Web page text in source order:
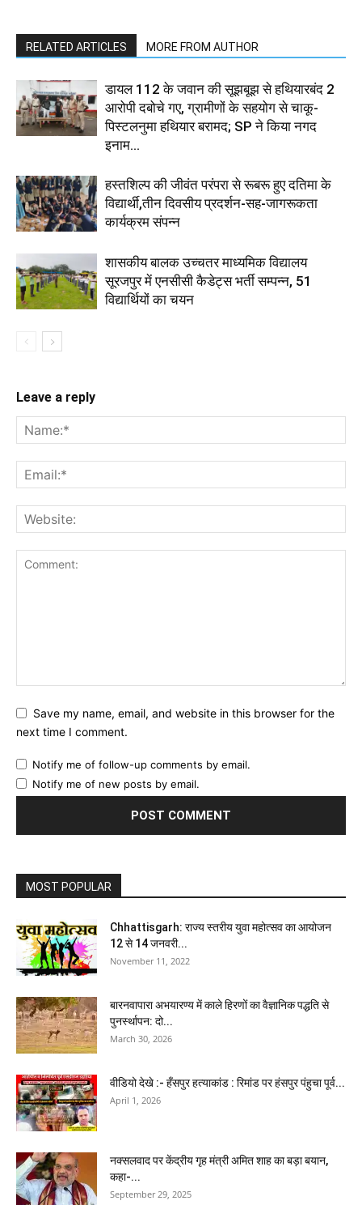
RELATED ARTICLES MORE FROM AUTHOR
डायल 112 के जवान की सूझबूझ से हथियारबंद 2
आरोपी दबोचे गए, ग्रामीणों के सहयोग से चाकू-
पिस्टलनुमा हथियार बरामद; SP ने किया नगद
इनाम...
हस्तशिल्प की जीवंत परंपरा से रूबरू हुए दतिमा के
विद्यार्थी,तीन दिवसीय प्रदर्शन-सह-जागरूकता
कार्यक्रम संपन्न
शासकीय बालक उच्चतर माध्यमिक विद्यालय
सूरजपुर में एनसीसी कैडेट्स भर्ती सम्पन्न, 51
विद्यार्थियों का चयन
Leave a reply
Save my name, email, and website in this browser for the
next time I comment.
Notify me of follow-up comments by email.
Notify me of new posts by email.
MOST POPULAR
Chhattisgarh: राज्य स्तरीय युवा महोत्सव का आयोजन
12 से 14 जनवरी...
November 11, 2022
बारनवापारा अभयारण्य में काले हिरणों का वैज्ञानिक पद्धति से
पुनर्स्थापन: दो...
March 30, 2026
वीडियो देखे :- हँसपुर हत्याकांड : रिमांड पर हंसपुर पंहुचा पूर्व...
April 1, 2026
नक्सलवाद पर केंद्रीय गृह मंत्री अमित शाह का बड़ा बयान,
कहा-...
September 29, 2025